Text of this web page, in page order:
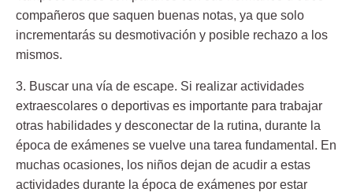
compañeros que saquen buenas notas, ya que solo
incrementarás su desmotivación y posible rechazo a los
mismos.
3. Buscar una vía de escape. Si realizar actividades
extraescolares o deportivas es importante para trabajar
otras habilidades y desconectar de la rutina, durante la
época de exámenes se vuelve una tarea fundamental. En
muchas ocasiones, los niños dejan de acudir a estas
actividades durante la época de exámenes por estar